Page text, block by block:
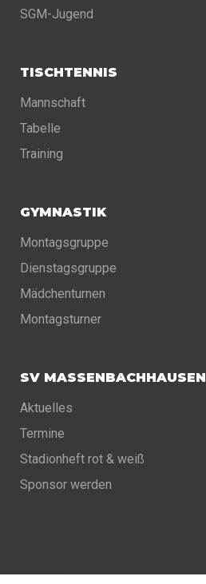
SGM-Jugend
TISCHTENNIS
Mannschaft
Tabelle
Training
GYMNASTIK
Montagsgruppe
Dienstagsgruppe
Mädchenturnen
Montagsturner
SV MASSENBACHHAUSEN
Aktuelles
Termine
Stadionheft rot & weiß
Sponsor werden